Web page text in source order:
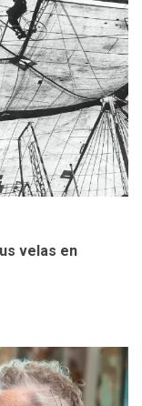
HORA
capacidad
unidades
año de
HORA
a
Muerto
para
de
turismo
velas en